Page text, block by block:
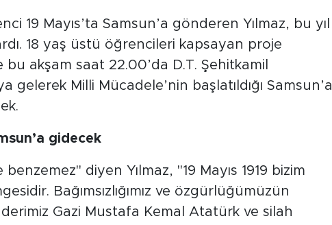
19 Mayıs’ta Samsun’a gönderen Yılmaz, bu yıl
18 yaş üstü öğrencileri kapsayan proje
bu akşam saat 22.00’da D.T. Şehitkamil
gelerek Milli Mücadele’nin başlatıldığı Samsun’a
gidecek
benzemez" diyen Yılmaz, "19 Mayıs 1919 bizim
Bağımsızlığımız ve özgürlüğümüzün
Gazi Mustafa Kemal Atatürk ve silah